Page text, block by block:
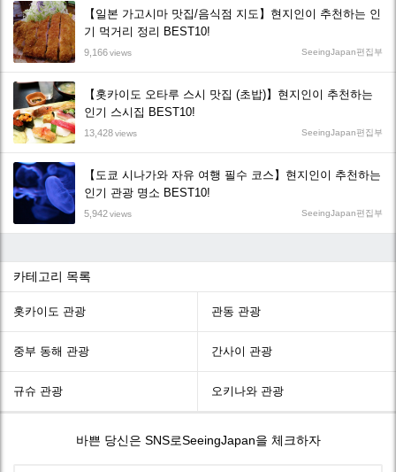
【일본 가고시마 맛집/음식점 지도】현지인이 추천하는 인
기 먹거리 정리 BEST10!
9,166views SeeingJapan편집부
【홋카이도 오타루 스시 맛집 (초밥)】현지인이 추천하는
인기 스시집 BEST10!
13,428views SeeingJapan편집부
【도쿄 시나가와 자유 여행 필수 코스】현지인이 추천하는
인기 관광 명소 BEST10!
5,942views SeeingJapan편집부
카테고리 목록
홋카이도 관광 관동 관광
중부 동해 관광 간사이 관광
규슈 관광 오키나와 관광
바쁜 당신은 SNS로SeeingJapan을 체크하자